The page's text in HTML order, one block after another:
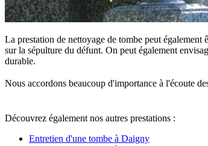
La prestation de nettoyage de tombe peut
sur la sépulture du défunt. On peut également
durable.
Nous accordons beaucoup d'importance à l'écoute
Découvrez également nos autres prestations :
Entretien d'une tombe à Daigny